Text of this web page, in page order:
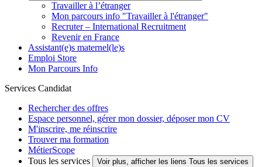
Travailler à l’étranger
Mon parcours info "Travailler à l'étranger"
Recruter – International Recruitment
Revenir en France
Assistant(e)s maternel(le)s
Emploi Store
Mon Parcours Info
Services Candidat
Rechercher des offres
Espace personnel, gérer mon dossier, déposer mon CV
M'inscrire, me réinscrire
Trouver ma formation
MétierScope
Tous les services
Voir plus, afficher les liens Tous les services